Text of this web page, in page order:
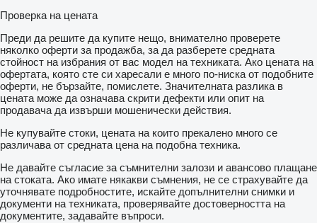
Проверка на цената
Преди да решите да купите нещо, внимателно проверете
няколко оферти за продажба, за да разберете средната
стойност на избрания от вас модел на техниката. Ако цената на
офертата, която сте си харесали е много по-ниска от подобните
оферти, не бързайте, помислете. Значителната разлика в
цената може да означава скрити дефекти или опит на
продавача да извърши мошенически действия.
Не купувайте стоки, цената на които прекалено много се
различава от средната цена на подобна техника.
Не давайте съгласие за съмнителни залози и авансово плащане
на стоката. Ако имате някакви съмнения, не се страхувайте да
уточнявате подробностите, искайте допълнителни снимки и
документи на техниката, проверявайте достоверността на
документите, задавайте въпроси.